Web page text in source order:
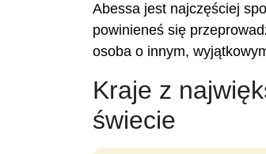
Abessa jest najczęściej
powinieneś się
osoba o innym,
Kraje z
świecie